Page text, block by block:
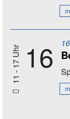
11 - 17 Uhr 16